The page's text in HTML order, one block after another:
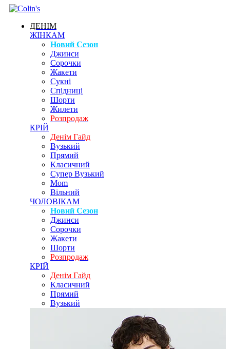
ДЕНІМ
ЖІНКАМ
Новий Сезон
Джинси
Сорочки
Жакети
Сукні
Спідниці
Шорти
Жилети
Розпродаж
КРІЙ
Денім Гайд
Вузький
Прямий
Класичний
Супер Вузький
Mom
Вільний
ЧОЛОВІКАМ
Новий Сезон
Джинси
Сорочки
Жакети
Шорти
Розпродаж
КРІЙ
Денім Гайд
Класичний
Прямий
Вузький